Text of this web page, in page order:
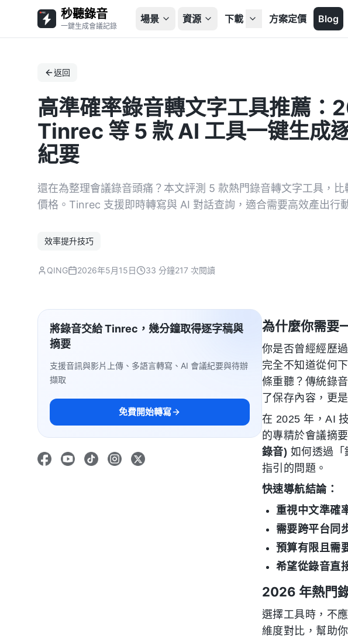
秒聽錄音
一鍵生成會議記錄
場景 資源 下載 方案定價 Blog
返回
高準確率錄音轉文字工具推薦：
Tinrec 等 5 款 AI 工具一键生成
紀要
還在為整理會議錄音頭痛？本文評測 5 款熱門錄音轉文字工具，
價格。Tinrec 支援即時轉寫與 AI 對話查詢，適合需要高效產出行
效率提升技巧
QING 2026年5月15日 33 分鐘217 次閱讀
將錄音交給 Tinrec，幾分鐘取得逐字稿與
摘要
支援音訊與影片上傳、多語言轉寫、AI 會議紀要與待辦
擷取
免費開始轉寫
為什麼你需要
你是否曾經經歷
完全不知道從何
條重聽？傳統錄
了保存內容，更
在 2025 年，AI
的專精於會議摘
錄音) 如何透過「
指引的問題。
快速導航結論：
重視中文準確
需要跨平台同
預算有限且需
希望從錄音直
2026 年熱門
選擇工具時，不
維度對比，幫助